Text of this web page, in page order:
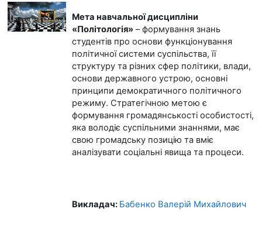
Мета навчальної дисципліни
«Політологія» – формування знань
студентів про основи функціонування
політичної системи суспільства, її
структуру та різних сфер політики, влади,
основи державного устрою, основні
принципи демократичного політичного
режиму. Стратегічною метою є
формування громадянськості особистості,
яка володіє суспільними знаннями, має
свою громадську позицію та вміє
аналізувати соціальні явища та процеси.
Викладач: Бабенко Валерій Михайлович